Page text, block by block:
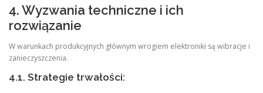
4. Wyzwania techniczne i ich
rozwiązanie
W warunkach produkcyjnych głównym wrogiem elektroniki są wibracje i
zanieczyszczenia.
4.1. Strategie trwałości: